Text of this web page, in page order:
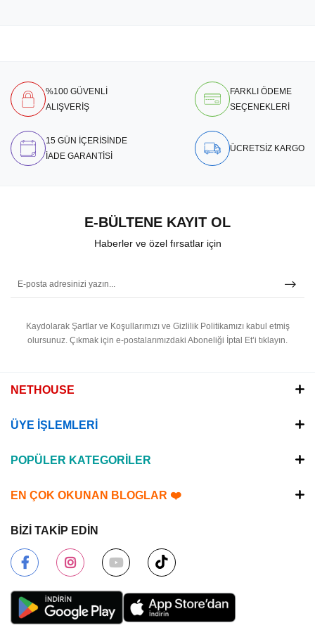
%100 GÜVENLİ
ALIŞVERİŞ
FARKLI ÖDEME
SEÇENEKLERİ
15 GÜN İÇERİSİNDE
İADE GARANTİSİ
ÜCRETSİZ KARGO
E-BÜLTENE KAYIT OL
Haberler ve özel fırsatlar için
Kaydolarak Şartlar ve Koşullarımızı ve Gizlilik Politikamızı kabul etmiş
olursunuz. Çıkmak için e-postalarımızdaki Aboneliği İptal Et’i tıklayın.
NETHOUSE
ÜYE İŞLEMLERİ
POPÜLER KATEGORİLER
EN ÇOK OKUNAN BLOGLAR ❤️
BİZİ TAKİP EDİN